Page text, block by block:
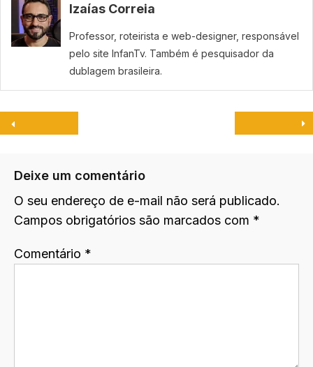
Izaías Correia
Professor, roteirista e web-designer, responsável
pelo site InfanTv. Também é pesquisador da
dublagem brasileira.
Deixe um comentário
O seu endereço de e-mail não será publicado.
Campos obrigatórios são marcados com *
Comentário *